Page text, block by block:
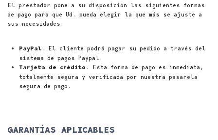
El prestador pone a su disposición las siguientes formas
de pago para que Ud. pueda elegir la que más se ajuste a
sus necesidades:
PayPal . El cliente podrá pagar su pedido a través del
sistema de pagos Paypal.
Tarjeta de crédito . Esta forma de pago es inmediata,
totalmente segura y verificada por nuestra pasarela
segura de pago.
GARANTÍAS APLICABLES